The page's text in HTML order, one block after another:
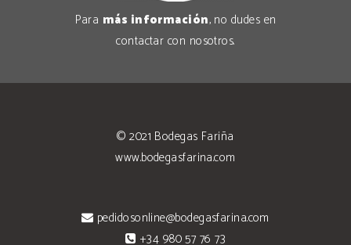
Para más información, no dudes en
contactar con nosotros.
© 2021 Bodegas Fariña
www.bodegasfarina.com
pedidosonline@bodegasfarina.com
+34 980 57 76 73